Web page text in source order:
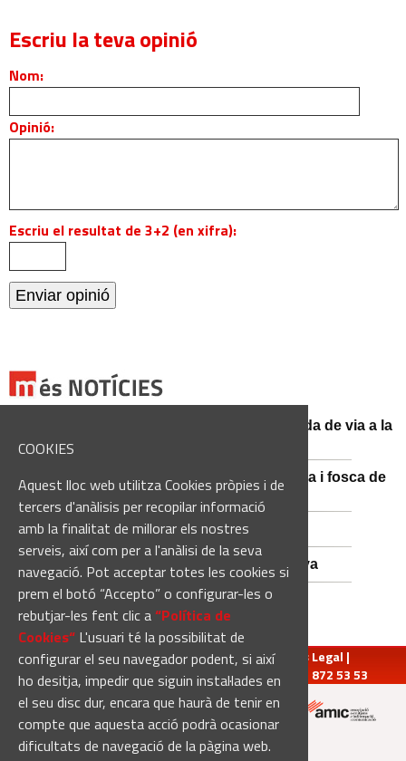
COOKIES
Aquest lloc web utilitza Cookies pròpies i de
tercers d'anàlisis per recopilar informació
amb la finalitat de millorar els nostres
serveis, així com per a l'anàlisi de la seva
navegació. Pot acceptar totes les cookies si
prem el botó “Accepto” o configurar-les o
rebutjar-les fent clic a“Política de
Cookies“ L'usuari té la possibilitat de
configurar el seu navegador podent, si així
ho desitja, impedir que siguin instal·lades en
el seu disc dur, encara que haurà de tenir en
compte que aquesta acció podrà ocasionar
dificultats de navegació de la pàgina web.
Escriu la teva opinió
Nom:
Opinió:
Escriu el resultat de 3+2 (en xifra):
El conductor d'un turisme mor en una sortida de via a la
BV-3008 a Fonollosa
Catalunya es prepara per a la nit més màgica i fosca de
l'estiu, més enllà de l'eclipsi
Empats sense gols a Santa Coloma
Nou Atles de Varietats de Vinya de Catalunya
redaccio@manresadiari.cat|Qui som Avís Legal |
Pompeu Fabra, 7-13, 08240-Manresa | Tel.: 93 872 53 53
Altres mitjans del grup: